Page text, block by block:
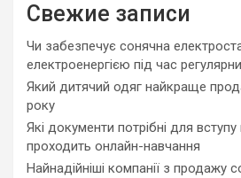
h
Свежие записи
Чи забезпечує сонячна
електроенергією під час
Який дитячий одяг найкраще
року
Які документи потрібні для
проходить онлайн-навчання
Найнадійніші компанії з продажу